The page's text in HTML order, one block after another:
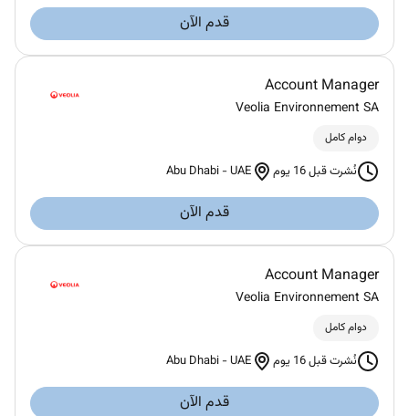
قدم الآن
Account Manager
Veolia Environnement SA
دوام كامل
نُشرت قبل 16 يوم Abu Dhabi -UAE
قدم الآن
Account Manager
Veolia Environnement SA
دوام كامل
نُشرت قبل 16 يوم Abu Dhabi -UAE
قدم الآن